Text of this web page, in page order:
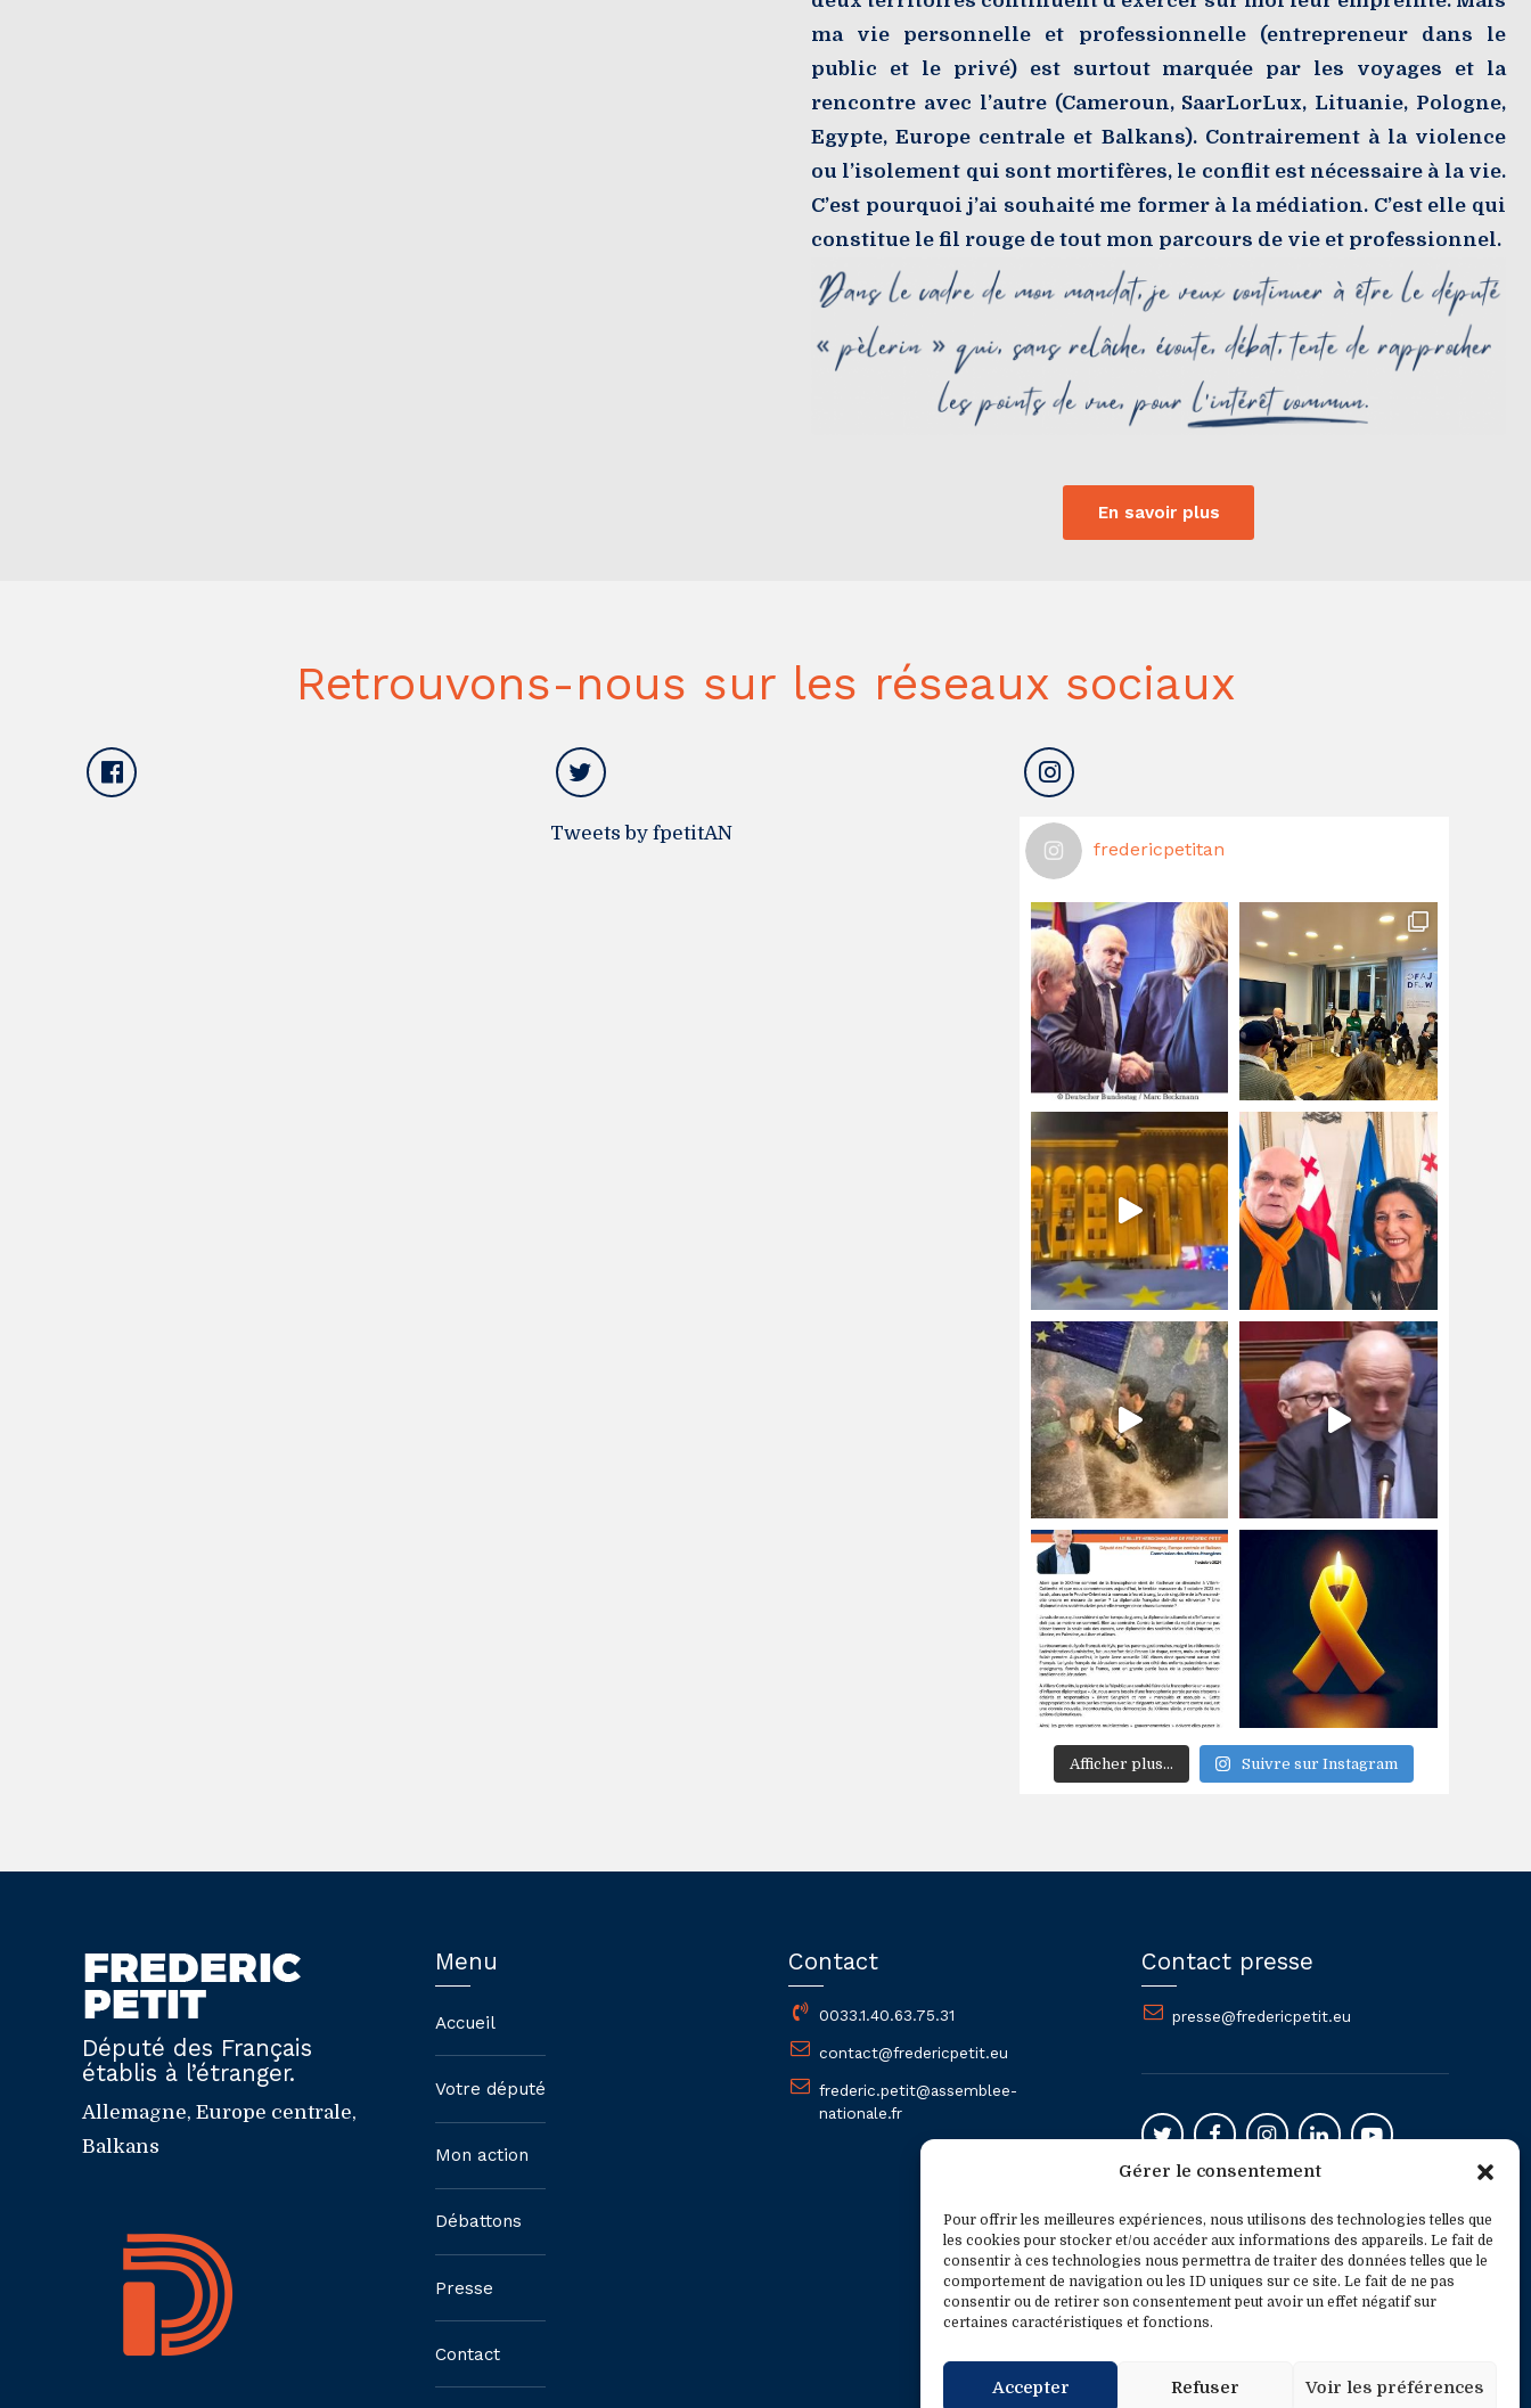
Gérer le consentement
Pour offrir les meilleures expériences, nous utilisons des technologies telles que
les cookies pour stocker et/ou accéder aux informations des appareils. Le fait de
consentir à ces technologies nous permettra de traiter des données telles que le
comportement de navigation ou les ID uniques sur ce site. Le fait de ne pas
consentir ou de retirer son consentement peut avoir un effet négatif sur
certaines caractéristiques et fonctions.
Accepter Refuser Voir les préférences
ma vie personnelle et professionnelle (entrepreneur dans le
public et le privé) est surtout marquée par les voyages et la
rencontre avec l’autre (Cameroun, SaarLorLux, Lituanie, Pologne,
Egypte, Europe centrale et Balkans). Contrairement à la violence
ou l’isolement qui sont mortifères, le conflit est nécessaire à la vie.
C’est pourquoi j’ai souhaité me former à la médiation. C’est elle qui
constitue le fil rouge de tout mon parcours de vie et professionnel.
En savoir plus
Retrouvons-nous sur les réseaux sociaux
Tweets by fpetitAN
fredericpetitan
Afficher plus... Suivre sur Instagram
Député des Français
établis à l’étranger.
Allemagne, Europe centrale,
Balkans
Menu
Accueil
Votre député
Mon action
Débattons
Presse
Contact
Contact
0033.1.40.63.75.31
contact@fredericpetit.eu
frederic.petit@assemblee-
nationale.fr
Contact presse
presse@fredericpetit.eu
Mentions légales